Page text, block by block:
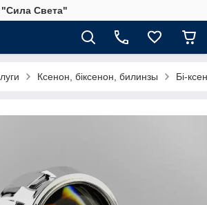
"Сила Света"
Ксенон, біксенон, билинзы Бі-